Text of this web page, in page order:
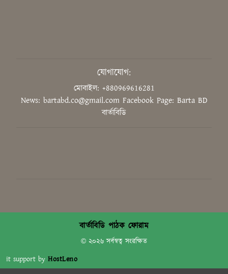
‘গণভোটের রায় সম্মান করুন, সংবিধান
সংস্কার কমিশন গঠন করুন’
যোগাযোগ:
মোবাইল: +880969616281
News: bartabd.co@gmail.com Facebook Page: Barta BD
বার্তাবিডি
বার্তাবিডি পাঠক ফোরাম
© ২০২৬ সর্বস্বত্ব সংরক্ষিত
it support by HostLeno